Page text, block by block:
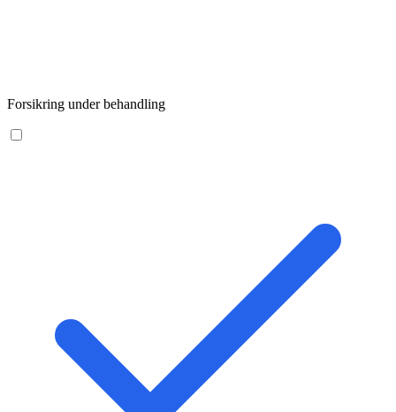
Forsikring under behandling